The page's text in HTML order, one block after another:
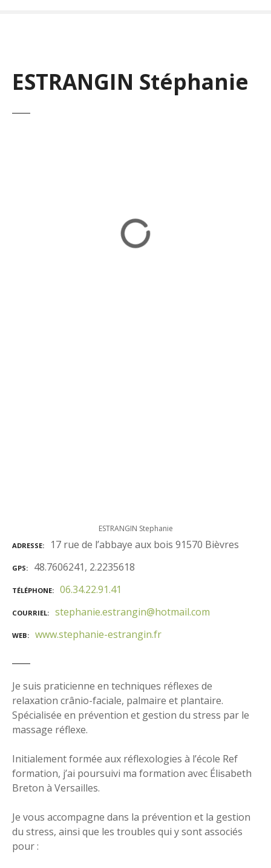
ESTRANGIN Stéphanie
ESTRANGIN Stephanie
ADRESSE 17 rue de l’abbaye aux bois 91570 Bièvres
GPS 48.7606241, 2.2235618
TÉLÉPHONE 06.34.22.91.41
COURRIEL stephanie.estrangin@hotmail.com
WEB www.stephanie-estrangin.fr
Je suis praticienne en techniques réflexes de
relaxation crânio-faciale, palmaire et plantaire.
Spécialisée en prévention et gestion du stress par le
massage réflexe.
Initialement formée aux réflexologies à l’école Ref
formation, j’ai poursuivi ma formation avec Élisabeth
Breton à Versailles.
Je vous accompagne dans la prévention et la gestion
du stress, ainsi que les troubles qui y sont associés
pour :